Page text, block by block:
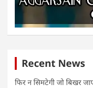
Recent News
फिर न सिमटेगी जो बिखर